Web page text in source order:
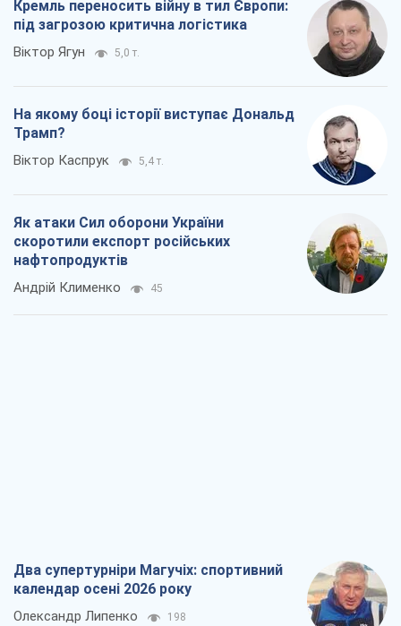
Кремль переносить війну в тил Європи:
під загрозою критична логістика
Віктор Ягун 5,0 т.
На якому боці історії виступає Дональд
Трамп?
Віктор Каспрук 5,4 т.
Як атаки Сил оборони України
скоротили експорт російських
нафтопродуктів
Андрій Клименко 45
Два супертурніри Магучіх: спортивний
календар осені 2026 року
Олександр Липенко 198